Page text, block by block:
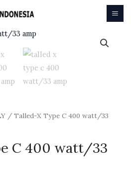
/ Talled-X Type C 400 watt/33
C 400 watt/33